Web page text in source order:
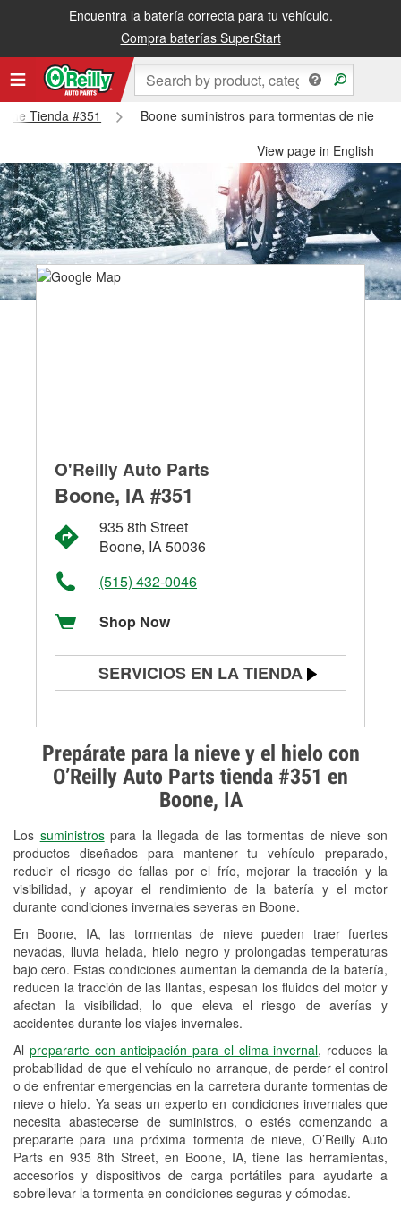
Encuentra la batería correcta para tu vehículo.
Compra baterías SuperStart
Tienda #351
Boone suministros para tormentas de nieve
View page in English
Prepárate para la nieve y el hielo con
O’Reilly Auto Parts tienda #351 en
Boone, IA
Los suministrospara la llegada de las tormentas de nieve son
productos diseñados para mantener tu vehículo preparado,
reducir el riesgo de fallas por el frío, mejorar la tracción y la
visibilidad, y apoyar el rendimiento de la batería y el motor
durante condiciones invernales severas en Boone.
En Boone, IA, las tormentas de nieve pueden traer fuertes
nevadas, lluvia helada, hielo negro y prolongadas temperaturas
bajo cero. Estas condiciones aumentan la demanda de la batería,
reducen la tracción de las llantas, espesan los fluidos del motor y
afectan la visibilidad, lo que eleva el riesgo de averías y
accidentes durante los viajes invernales.
Al prepararte con anticipación para el clima invernal, reduces la
probabilidad de que el vehículo no arranque, de perder el control
o de enfrentar emergencias en la carretera durante tormentas de
nieve o hielo. Ya seas un experto en condiciones invernales que
necesita abastecerse de suministros, o estés comenzando a
prepararte para una próxima tormenta de nieve, O’Reilly Auto
Parts en 935 8th Street, en Boone, IA, tiene las herramientas,
accesorios y dispositivos de carga portátiles para ayudarte a
sobrellevar la tormenta en condiciones seguras y cómodas.
O'Reilly Auto Parts
Boone, IA #351
935 8th Street
Boone, IA 50036
(515) 432-0046
Shop Now
SERVICIOS EN LA TIENDA
Prueba de alternadores y
arrancadores
Revisión de la luz "Check Engine"
Reciclaje de baterías y aceite
Instalación de bombillas de faros
Instalación de limpiaparabrisas
Programa de Préstamo de
Herramientas
Rectificación de tambores y discos de
freno
Mangueras hidráulicas a la medida
Snowstorm Supplies
Tornado Supplies
Conoce más